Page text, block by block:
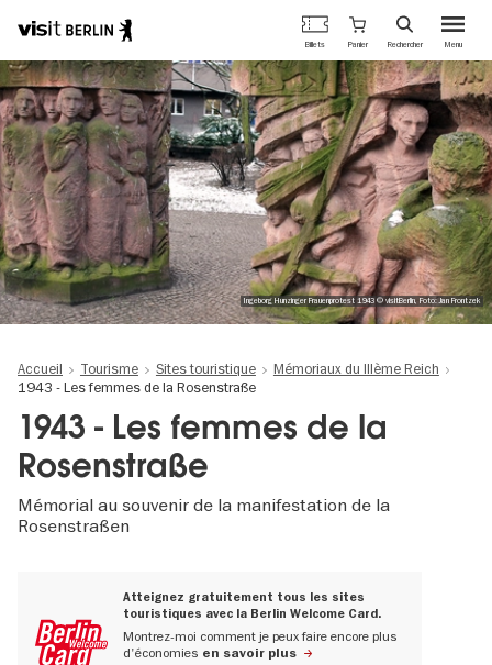
Aller
au
contenu
principal
Portail
officiel
du
tourisme
de
Berlin
Menu
Billets Panier Rechercher
Ingeborg Hunzinger Frauenprotest 1943 © visitBerlin, Foto: Jan Frontzek
Accueil Tourisme Sites touristique
Mémoriaux du IIIème Reich
1943 - Les femmes de la Rosenstraße
1943 - Les femmes de la
Rosenstraße
Mémorial au souvenir de la manifestation de la
Rosenstraßen
Atteignez gratuitement tous les sites
touristiques avec la Berlin Welcome Card.
Montrez-moi comment je peux faire encore plus
d'économies en savoir plus